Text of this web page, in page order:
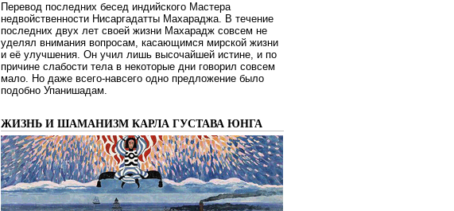
Перевод последних бесед индийского Мастера
недвойственности Нисаргадатты Махараджа. В течение
последних двух лет своей жизни Махарадж совсем не
уделял внимания вопросам, касающимся мирской жизни
и её улучшения. Он учил лишь высочайшей истине, и по
причине слабости тела в некоторые дни говорил совсем
мало. Но даже всего-навсего одно предложение было
подобно Упанишадам.
ЖИЗНЬ И ШАМАНИЗМ КАРЛА ГУСТАВА ЮНГА